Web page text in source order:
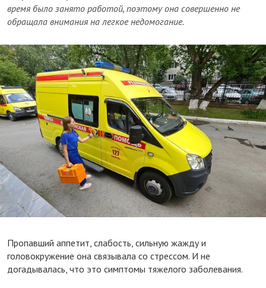
время было занято работой, поэтому она совершенно не
обращала внимания на легкое недомогание.
Пропавший аппетит, слабость, сильную жажду и
головокружение она связывала со стрессом. И не
догадывалась, что это симптомы тяжелого заболевания.